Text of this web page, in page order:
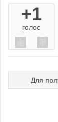
+1
голос
Для